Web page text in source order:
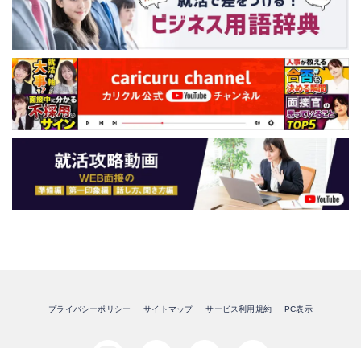
プライバシーポリシー サイトマップ サービス利用規約 PC表示